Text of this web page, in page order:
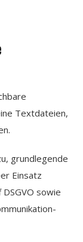
Textdateien,
grundlegende
Einsatz
sowie